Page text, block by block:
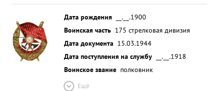
Дата рождения
__.__.1900
Воинская часть 175 стрелковая дивизия
Дата документа 15.03.1944
Дата поступления на службу
__.__.1918
Воинское звание полковник
Ещё